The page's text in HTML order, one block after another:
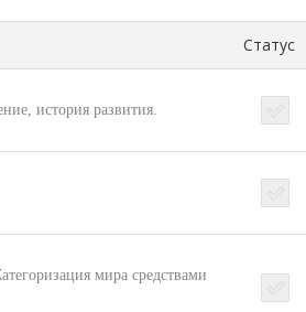
Статус
история развития.
мира средствами